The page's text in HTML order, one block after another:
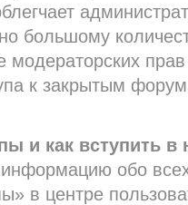
большому
модераторских
к закрытым
и как вступить в
обо
в центре